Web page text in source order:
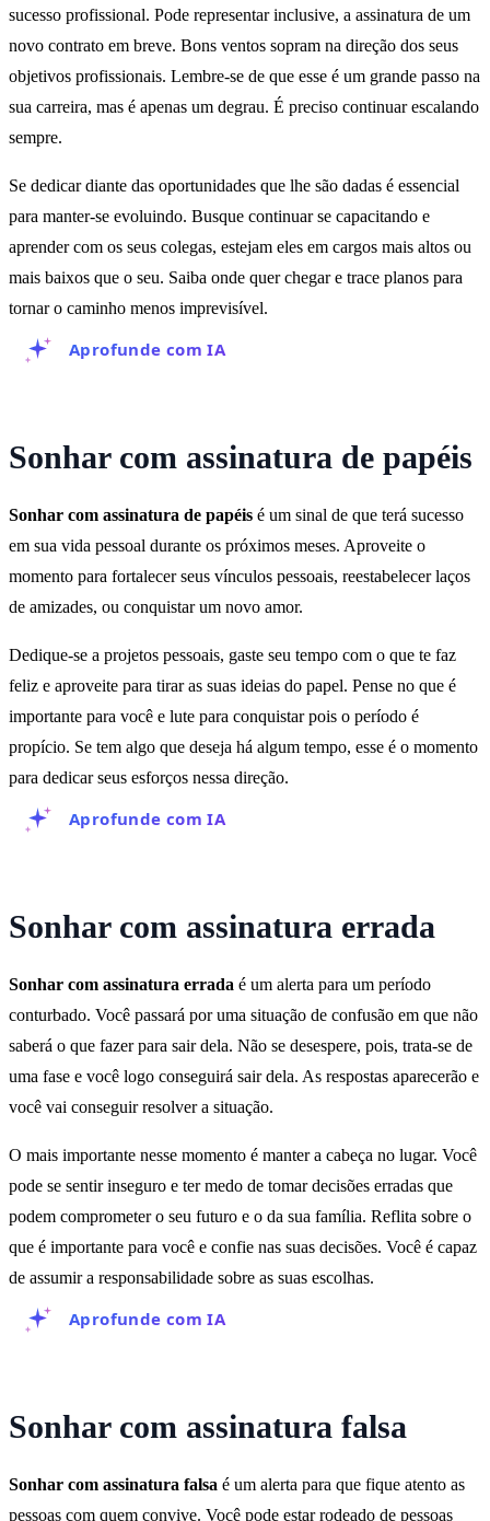
sucesso profissional. Pode representar inclusive, a assinatura de um
novo contrato em breve. Bons ventos sopram na direção dos seus
objetivos profissionais. Lembre-se de que esse é um grande passo na
sua carreira, mas é apenas um degrau. É preciso continuar escalando
sempre.
Se dedicar diante das oportunidades que lhe são dadas é essencial
para manter-se evoluindo. Busque continuar se capacitando e
aprender com os seus colegas, estejam eles em cargos mais altos ou
mais baixos que o seu. Saiba onde quer chegar e trace planos para
tornar o caminho menos imprevisível.
Aprofunde com IA
Sonhar com assinatura de papéis
Sonhar com assinatura de papéis é um sinal de que terá sucesso
em sua vida pessoal durante os próximos meses. Aproveite o
momento para fortalecer seus vínculos pessoais, reestabelecer laços
de amizades, ou conquistar um novo amor.
Dedique-se a projetos pessoais, gaste seu tempo com o que te faz
feliz e aproveite para tirar as suas ideias do papel. Pense no que é
importante para você e lute para conquistar pois o período é
propício. Se tem algo que deseja há algum tempo, esse é o momento
para dedicar seus esforços nessa direção.
Aprofunde com IA
Sonhar com assinatura errada
Sonhar com assinatura errada é um alerta para um período
conturbado. Você passará por uma situação de confusão em que não
saberá o que fazer para sair dela. Não se desespere, pois, trata-se de
uma fase e você logo conseguirá sair dela. As respostas aparecerão e
você vai conseguir resolver a situação.
O mais importante nesse momento é manter a cabeça no lugar. Você
pode se sentir inseguro e ter medo de tomar decisões erradas que
podem comprometer o seu futuro e o da sua família. Reflita sobre o
que é importante para você e confie nas suas decisões. Você é capaz
de assumir a responsabilidade sobre as suas escolhas.
Aprofunde com IA
Sonhar com assinatura falsa
Sonhar com assinatura falsa é um alerta para que fique atento as
pessoas com quem convive. Você pode estar rodeado de pessoas